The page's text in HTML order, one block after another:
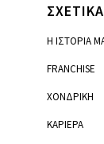
Η ΙΣΤΟΡΙΑ
FRANCHISE
ΧΟΝΔΡΙΚΗ
ΚΑΡΙΕΡΑ